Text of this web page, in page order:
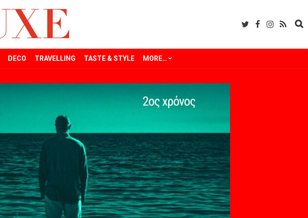
DECO TRAVELLING TASTE & STYLE MORE…